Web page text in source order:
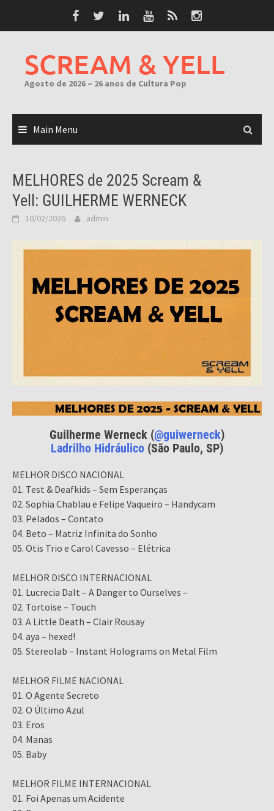
SCREAM & YELL
Agosto de 2026 – 26 anos de Cultura Pop
Main Menu
MELHORES de 2025 Scream &
Yell: GUILHERME WERNECK
10/02/2026 admin
Guilherme Werneck (@guiwerneck)
Ladrilho Hidráulico (São Paulo, SP)
MELHOR DISCO NACIONAL
01. Test & Deafkids – Sem Esperanças
02. Sophia Chablau e Felipe Vaqueiro – Handycam
03. Pelados – Contato
04. Beto – Matriz Infinita do Sonho
05. Otis Trio e Carol Cavesso – Elétrica
MELHOR DISCO INTERNACIONAL
01. Lucrecia Dalt – A Danger to Ourselves –
02. Tortoise – Touch
03. A Little Death – Clair Rousay
04. aya – hexed!
05. Stereolab – Instant Holograms on Metal Film
MELHOR FILME NACIONAL
01. O Agente Secreto
02. O Último Azul
03. Eros
04. Manas
05. Baby
MELHOR FILME INTERNACIONAL
01. Foi Apenas um Acidente